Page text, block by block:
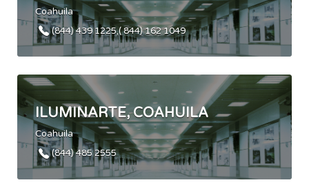
Coahuila
(844) 439 1225,( 844) 162 1049
ILUMINARTE, COAHUILA
Coahuila
(844) 485 2555